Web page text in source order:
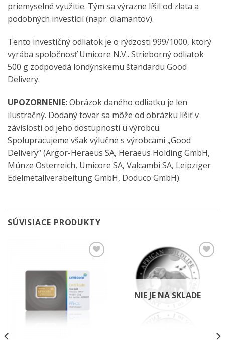
priemyselné využitie. Tým sa výrazne líšil od zlata a
podobných investícií (napr. diamantov).
Tento investičný odliatok je o rýdzosti 999/1000, ktorý
vyrába spoločnosť Umicore N.V.. Strieborný odliatok
500 g zodpovedá londýnskemu štandardu Good
Delivery.
UPOZORNENIE:Obrázok daného odliatku je len
ilustračný. Dodaný tovar sa môže od obrázku líšiť v
závislosti od jeho dostupnosti u výrobcu.
Spolupracujeme však výlučne s výrobcami „Good
Delivery“ (Argor-Heraeus SA, Heraeus Holding GmbH,
Münze Österreich, Umicore SA, Valcambi SA, Leipziger
Edelmetallverabeitung GmbH, Doduco GmbH).
SÚVISIACE PRODUKTY
obľúbeným
Pridať k
obľúbeným
NIE JE NA SKLADE